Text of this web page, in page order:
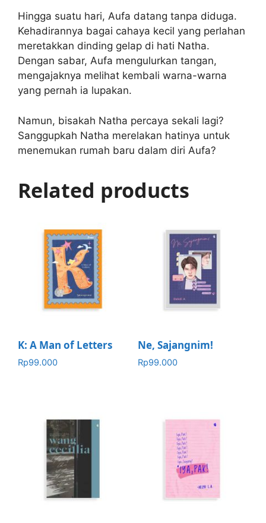
Hingga suatu hari, Aufa datang tanpa diduga.
Kehadirannya bagai cahaya kecil yang perlahan
meretakkan dinding gelap di hati Natha.
Dengan sabar, Aufa mengulurkan tangan,
mengajaknya melihat kembali warna-warna
yang pernah ia lupakan.
Namun, bisakah Natha percaya sekali lagi?
Sanggupkah Natha merelakan hatinya untuk
menemukan rumah baru dalam diri Aufa?
Related products
K: A Man of Letters
Rp99.000
Ne, Sajangnim!
Rp99.000